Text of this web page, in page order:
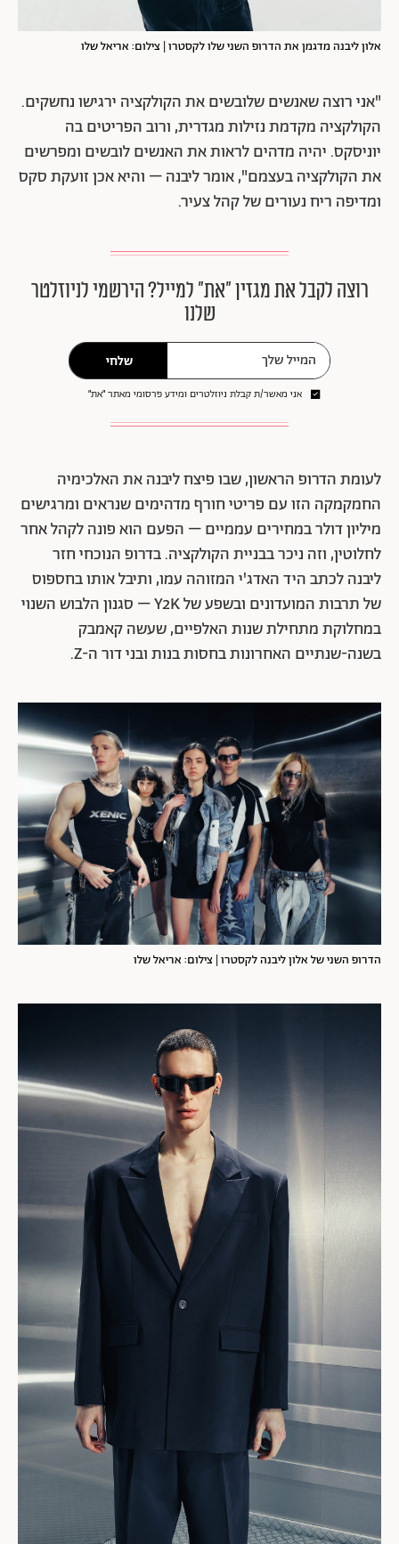
אלון ליבנה מדגמן את הדרופ השני שלו לקסטרו | צילום: אריאל שלו
"אני רוצה שאנשים שלובשים את הקולקציה ירגישו נחשקים.
הקולקציה מקדמת נזילות מגדרית, ורוב הפריטים בה
יוניסקס. יהיה מדהים לראות את האנשים לובשים ומפרשים
את הקולקציה בעצמם", אומר ליבנה – והיא אכן זועקת סקס
ומדיפה ריח נעורים של קהל צעיר.
רוצה לקבל את מגזין ״את״ למייל? הירשמי לניוזלטר
שלנו
שלחי
אני מאשר/ת קבלת ניוזלטרים ומידע פרסומי מאתר ״את״
לעומת הדרופ הראשון, שבו פיצח ליבנה את האלכימיה
החמקמקה הזו עם פריטי חורף מדהימים שנראים ומרגישים
מיליון דולר במחירים עממיים – הפעם הוא פונה לקהל אחר
לחלוטין, וזה ניכר בבניית הקולקציה. בדרופ הנוכחי חזר
ליבנה לכתב היד האדג'י המזוהה עמו, ותיבל אותו בחספוס
של תרבות המועדונים ובשפע של Y2K – סגנון הלבוש השנוי
במחלוקת מתחילת שנות האלפיים, שעשה קאמבק
בשנה-שנתיים האחרונות בחסות בנות ובני דור ה-Z.
הדרופ השני של אלון ליבנה לקסטרו | צילום: אריאל שלו